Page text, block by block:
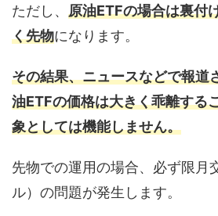
ただし、 原油ETFの場合は裏付
く先物になります。
その結果、ニュースなどで報道
油ETFの価格は大きく乖離する
象としては機能しません。
先物での運用の場合、必ず限月
ル）の問題が発生します。